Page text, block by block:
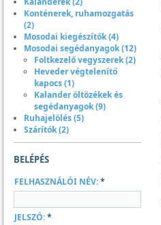
Konténerek, ruhamozgatás
(2)
Mosodai kiegészítők (4)
Mosodai segédanyagok (12)
Foltkezelő vegyszerek (2)
Heveder végtelenítő
kapocs (1)
Kalander öltözékek és
segédanyagok (9)
Ruhajelölés (5)
Szárítók (2)
BELÉPÉS
FELHASZNÁLÓI NÉV:*
JELSZÓ:*